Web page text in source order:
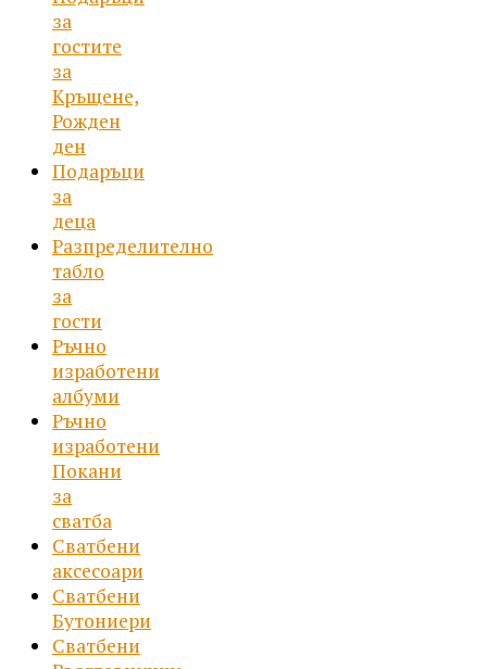
за
гостите
за
Кръщене,
Рожден
ден
Подаръци
за
деца
Разпределително
табло
за
гости
Ръчно
изработени
албуми
Ръчно
изработени
Покани
за
сватба
Сватбени
аксесоари
Сватбени
Бутониери
Сватбени